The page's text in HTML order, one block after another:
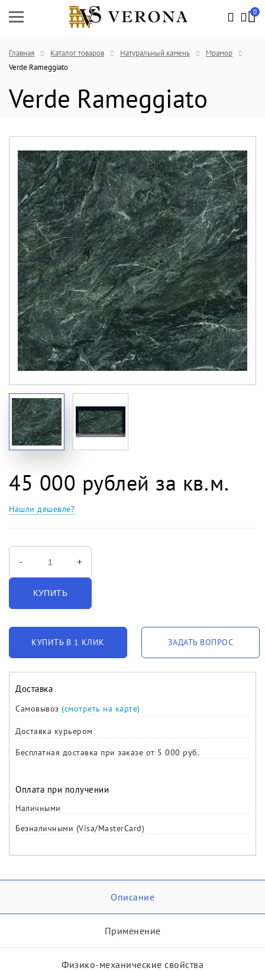
0
Главная Каталог товаров Натуральный камень
Мрамор
Verde Rameggiato
Verde Rameggiato
45 000 рублей за кв.м.
Нашли дешевле?
- +
КУПИТЬ
КУПИТЬ В 1 КЛИК ЗАДАТЬ ВОПРОС
Доставка
Самовывоз (смотреть на карте)
Доставка курьером
Бесплатная доставка при заказе от 5 000 руб.
Оплата при получении
Наличными
Безналичными (Visa/MasterCard)
Описание
Применение
Физико-механические свойства